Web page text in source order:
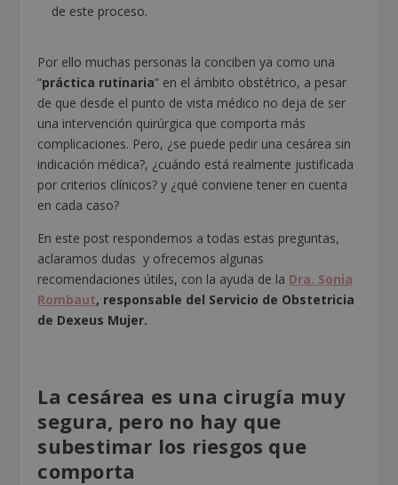
de este proceso.
Por ello muchas personas la conciben ya como una
“práctica rutinaria” en el ámbito obstétrico, a pesar
de que desde el punto de vista médico no deja de ser
una intervención quirúrgica que comporta más
complicaciones. Pero, ¿se puede pedir una cesárea sin
indicación médica?, ¿cuándo está realmente justificada
por criterios clínicos? y ¿qué conviene tener en cuenta
en cada caso?
En este post respondemos a todas estas preguntas,
aclaramos dudas y ofrecemos algunas
recomendaciones útiles, con la ayuda de la Dra. Sonia
Rombaut, responsable del Servicio de Obstetricia
de Dexeus Mujer.
La cesárea es una cirugía muy
segura, pero no hay que
subestimar los riesgos que
comporta